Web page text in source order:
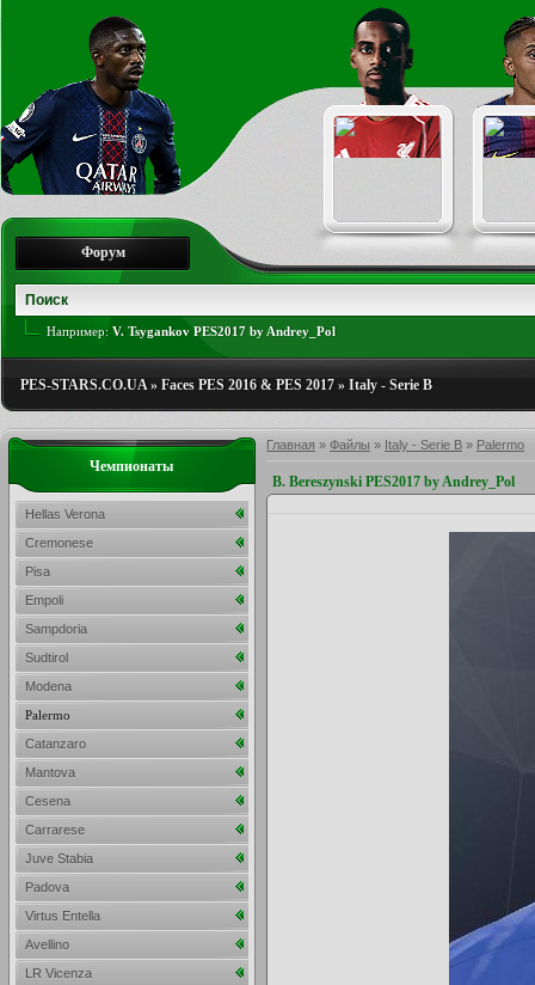
Форум
Например: V. Tsygankov PES2017 by Andrey_Pol
PES-STARS.CO.UA» Faces PES 2016 & PES 2017 » Italy - Serie B
Главная » Файлы » Italy - Serie B » Palermo
B. Bereszynski PES2017 by Andrey_Pol
Чемпионаты
Hellas Verona
Cremonese
Pisa
Empoli
Sampdoria
Sudtirol
Modena
Palermo
Catanzaro
Mantova
Cesena
Carrarese
Juve Stabia
Padova
Virtus Entella
Avellino
LR Vicenza